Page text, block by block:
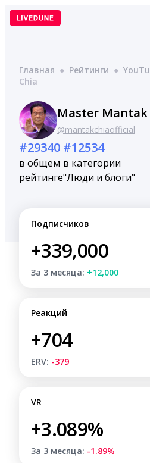
Перейти
Главная ● Рейтинги ●
Chia
Master Mantak
@mantakchiaofficial
#29340
в общем
рейтинге
#12534
в категории
"Люди и блоги"
Подписчиков
+339,000
За 3 месяца: +12,000
Реакций
+704
ERV: -379
VR
+3.089%
За 3 месяца: -1.89%